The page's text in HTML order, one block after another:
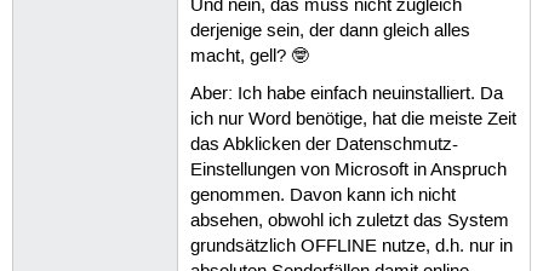
Und nein, das muss nicht zugleich
derjenige sein, der dann gleich alles
macht, gell? 🤓
Aber: Ich habe einfach neuinstalliert. Da
ich nur Word benötige, hat die meiste Zeit
das Abklicken der Datenschmutz-
Einstellungen von Microsoft in Anspruch
genommen. Davon kann ich nicht
absehen, obwohl ich zuletzt das System
grundsätzlich OFFLINE nutze, d.h. nur in